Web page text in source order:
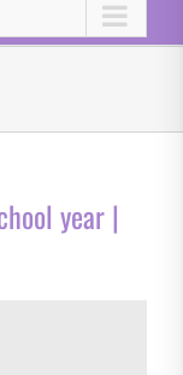
year |